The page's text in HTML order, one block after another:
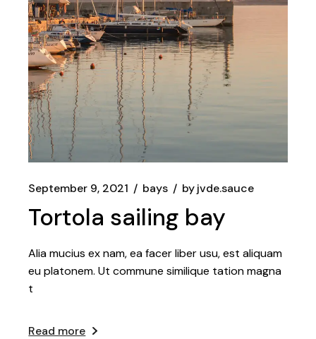
September 9, 2021 bays byjvde.sauce
Tortola sailing bay
Alia mucius ex nam, ea facer liber usu, est aliquam
eu platonem. Ut commune similique tation magna
t
Read more